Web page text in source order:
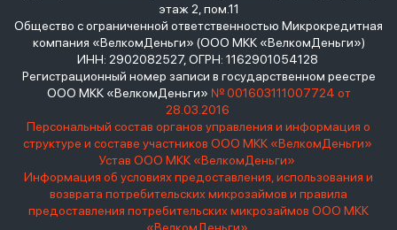
этаж 2, пом.11
Общество с ограниченной ответственностью Микрокредитная
компания «ВелкомДеньги» (ООО МКК «ВелкомДеньги»)
ИНН: 2902082527, ОГРН: 1162901054128
Регистрационный номер записи в государственном реестре
ООО МКК «ВелкомДеньги» № 001603111007724 от
28.03.2016
Персональный состав органов управления и информация о
структуре и составе участников ООО МКК «ВелкомДеньги»
Устав ООО МКК «ВелкомДеньги»
Информация об условиях предоставления, использования и
возврата потребительских микрозаймов и правила
предоставления потребительских микрозаймов ООО МКК